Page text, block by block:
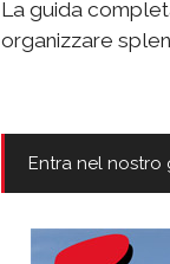
La guida
organizzare
Entra nel